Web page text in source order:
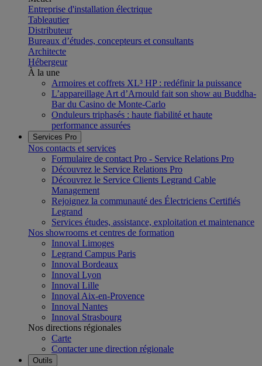
Entreprise d'installation électrique
Tableautier
Distributeur
Bureaux d’études, concepteurs et consultants
Architecte
Hébergeur
À la une
Armoires et coffrets XL³ HP : redéfinir la puissance
L’appareillage Art d’Arnould fait son show au Buddha-
Bar du Casino de Monte-Carlo
Onduleurs triphasés : haute fiabilité et haute
performance assurées
Services Pro
Nos contacts et services
Formulaire de contact Pro - Service Relations Pro
Découvrez le Service Relations Pro
Découvrez le Service Clients Legrand Cable
Management
Rejoignez la communauté des Électriciens Certifiés
Legrand
Services études, assistance, exploitation et maintenance
Nos showrooms et centres de formation
Innoval Limoges
Legrand Campus Paris
Innoval Bordeaux
Innoval Lyon
Innoval Lille
Innoval Aix-en-Provence
Innoval Nantes
Innoval Strasbourg
Nos directions régionales
Carte
Contacter une direction régionale
Outils